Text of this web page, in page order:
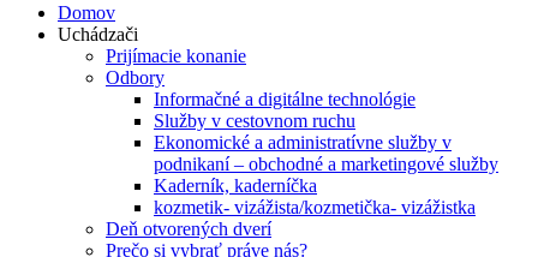
Domov
Uchádzači
Prijímacie konanie
Odbory
Informačné a digitálne technológie
Služby v cestovnom ruchu
Ekonomické a administratívne služby v
podnikaní – obchodné a marketingové služby
Kaderník, kaderníčka
kozmetik- vizážista/kozmetička- vizážistka
Deň otvorených dverí
Prečo si vybrať práve nás?